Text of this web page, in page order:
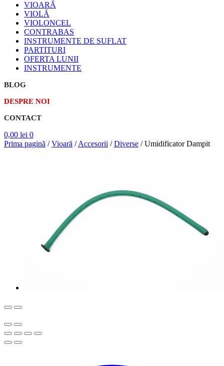
VIOARĂ
VIOLĂ
VIOLONCEL
CONTRABAS
INSTRUMENTE DE SUFLAT
PARTITURI
OFERTA LUNII
INSTRUMENTE
BLOG
DESPRE NOI
CONTACT
0,00 lei 0
Prima pagină /Vioară /Accesorii /Diverse /Umidificator Dampit